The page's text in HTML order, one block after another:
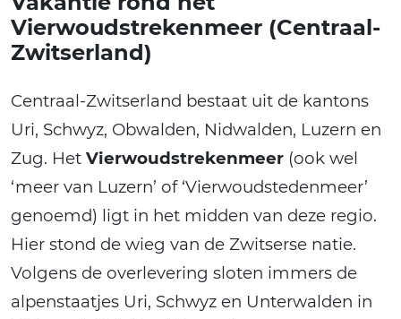
Vierwoudstrekenmeer (Centraal-
Zwitserland)
Centraal-Zwitserland bestaat uit de kantons
Uri, Schwyz, Obwalden, Nidwalden, Luzern en
Zug. Het Vierwoudstrekenmeer (ook wel
‘meer van Luzern’ of ‘Vierwoudstedenmeer’
genoemd) ligt in het midden van deze regio.
Hier stond de wieg van de Zwitserse natie.
Volgens de overlevering sloten immers de
alpenstaatjes Uri, Schwyz en Unterwalden in